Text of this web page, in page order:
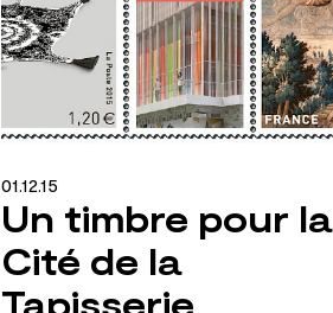
01.12.15
Un timbre pour la
Cité de la
Tapisserie